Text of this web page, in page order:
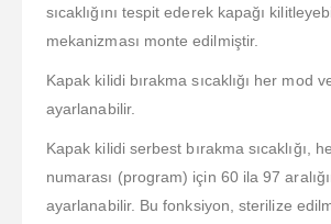
sıcaklığını tespit ederek kapağı
mekanizması monte edilmiştir.
Kapak kilidi bırakma sıcaklığı her mod
ayarlanabilir.
Kapak kilidi serbest bırakma sıcaklığı,
numarası (program) için 60 ila 97
ayarlanabilir. Bu fonksiyon, sterilize